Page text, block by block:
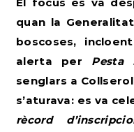
quan la
boscoses,
alerta per Pesta
senglars a
s’aturava: es va
rècord